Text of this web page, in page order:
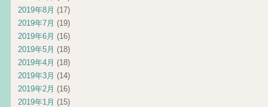
2019年8月 (17)
2019年7月 (19)
2019年6月 (16)
2019年5月 (18)
2019年4月 (18)
2019年3月 (14)
2019年2月 (16)
2019年1月 (15)